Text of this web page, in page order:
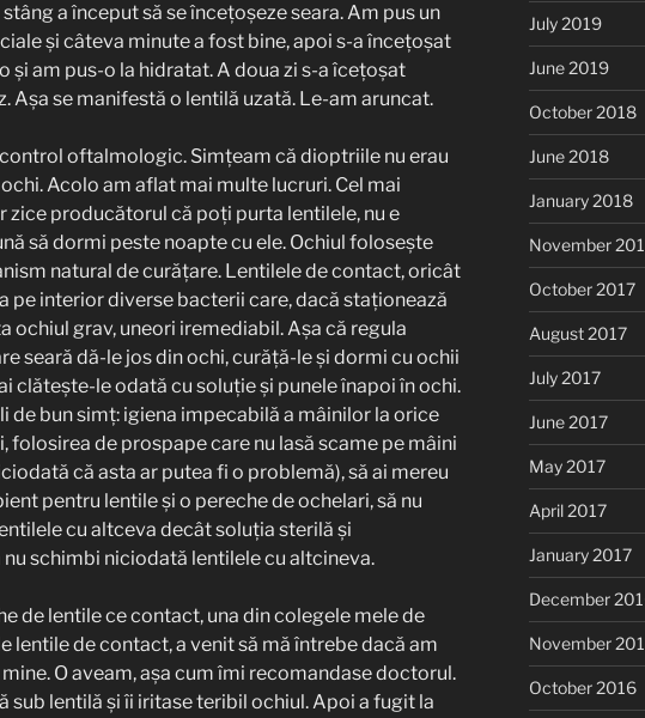
a început să se încețoșeze seara. Am pus un
și câteva minute a fost bine, apoi s-a încețoșat
și am pus-o la hidratat. A doua zi s-a îcețoșat
Așa se manifestă o lentilă uzată. Le-am aruncat.
oftalmologic. Simțeam că dioptriile nu erau
Acolo am aflat mai multe lucruri. Cel mai
zice producătorul că poți purta lentilele, nu e
să dormi peste noapte cu ele. Ochiul folosește
natural de curățare. Lentilele de contact, oricât
pe interior diverse bacterii care, dacă staționează
ochiul grav, uneori iremediabil. Așa că regula
seară dă-le jos din ochi, curăță-le și dormi cu ochii
clătește-le odată cu soluție și punele înapoi în ochi.
de bun simț: igiena impecabilă a mâinilor la orice
folosirea de prospape care nu lasă scame pe mâini
că asta ar putea fi o problemă), să ai mereu
pentru lentile și o pereche de ochelari, să nu
cu altceva decât soluția sterilă și
schimbi niciodată lentilele cu altcineva.
de lentile ce contact, una din colegele mele de
lentile de contact, a venit să mă întrebe dacă am
O aveam, așa cum îmi recomandase doctorul.
sub lentilă și îi iritase teribil ochiul. Apoi a fugit la
July 2019
June 2019
October 2018
June 2018
January 2018
November
October 2017
August 2017
July 2017
June 2017
May 2017
April 2017
January 2017
December
November
October 2016